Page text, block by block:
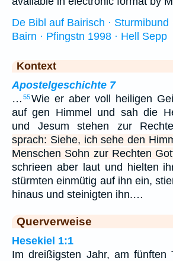
De Bibl auf Bairisch · Sturmibund
Bairn · Pfingstn 1998 · Hell Sepp
Kontext
Apostelgeschichte 7
… 55Wie er aber voll heiligen
auf gen Himmel und sah die
und Jesum stehen zur
sprach: Siehe, ich sehe den
Menschen Sohn zur Rechten
schrieen aber laut und hielten
stürmten einmütig auf ihn ein,
hinaus und steinigten ihn.…
Querverweise
Hesekiel 1:1
Im dreißigsten Jahr, am fünften